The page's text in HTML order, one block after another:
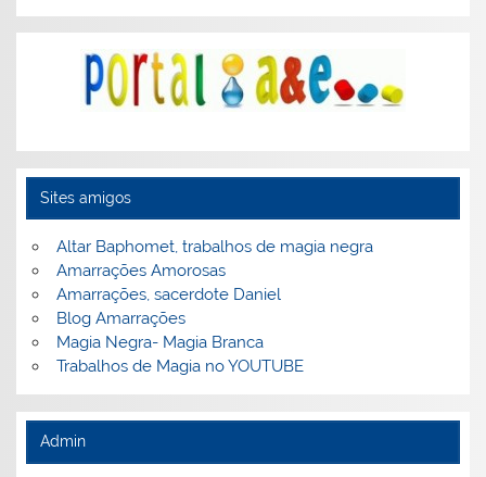
Sites amigos
Altar Baphomet, trabalhos de magia negra
Amarrações Amorosas
Amarrações, sacerdote Daniel
Blog Amarrações
Magia Negra- Magia Branca
Trabalhos de Magia no YOUTUBE
Admin